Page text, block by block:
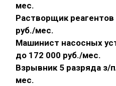
мес.
Растворщик реагентов
руб./мес.
Машинист насосных
до 172 000 руб./мес.
Взрывник 5 разряда з/
мес.